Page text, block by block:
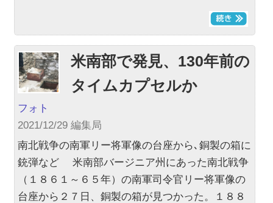
米南部で発見、130年前の
タイムカプセルか
フォト
2021/12/29 編集局
南北戦争の南軍リー将軍像の台座から､銅製の箱に
銃弾など 米南部バージニア州にあった南北戦争
（１８６１～６５年）の南軍司令官リー将軍像の
台座から２７日、銅製の箱が見つかった。１８８